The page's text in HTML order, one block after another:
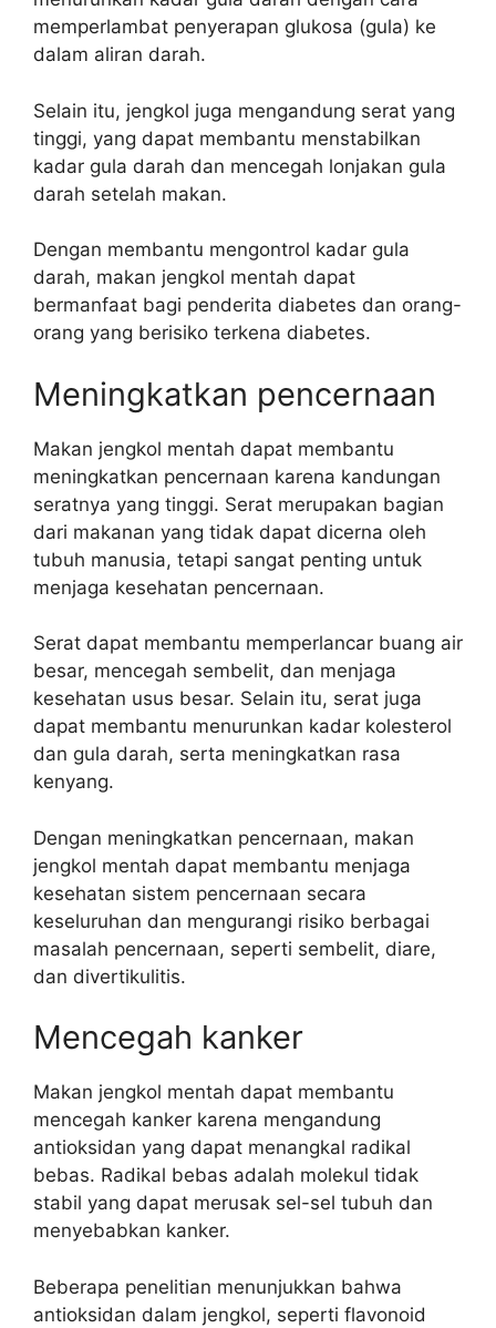
memperlambat penyerapan glukosa (gula) ke
dalam aliran darah.
Selain itu, jengkol juga mengandung serat yang
tinggi, yang dapat membantu menstabilkan
kadar gula darah dan mencegah lonjakan gula
darah setelah makan.
Dengan membantu mengontrol kadar gula
darah, makan jengkol mentah dapat
bermanfaat bagi penderita diabetes dan orang-
orang yang berisiko terkena diabetes.
Meningkatkan pencernaan
Makan jengkol mentah dapat membantu
meningkatkan pencernaan karena kandungan
seratnya yang tinggi. Serat merupakan bagian
dari makanan yang tidak dapat dicerna oleh
tubuh manusia, tetapi sangat penting untuk
menjaga kesehatan pencernaan.
Serat dapat membantu memperlancar buang air
besar, mencegah sembelit, dan menjaga
kesehatan usus besar. Selain itu, serat juga
dapat membantu menurunkan kadar kolesterol
dan gula darah, serta meningkatkan rasa
kenyang.
Dengan meningkatkan pencernaan, makan
jengkol mentah dapat membantu menjaga
kesehatan sistem pencernaan secara
keseluruhan dan mengurangi risiko berbagai
masalah pencernaan, seperti sembelit, diare,
dan divertikulitis.
Mencegah kanker
Makan jengkol mentah dapat membantu
mencegah kanker karena mengandung
antioksidan yang dapat menangkal radikal
bebas. Radikal bebas adalah molekul tidak
stabil yang dapat merusak sel-sel tubuh dan
menyebabkan kanker.
Beberapa penelitian menunjukkan bahwa
antioksidan dalam jengkol, seperti flavonoid